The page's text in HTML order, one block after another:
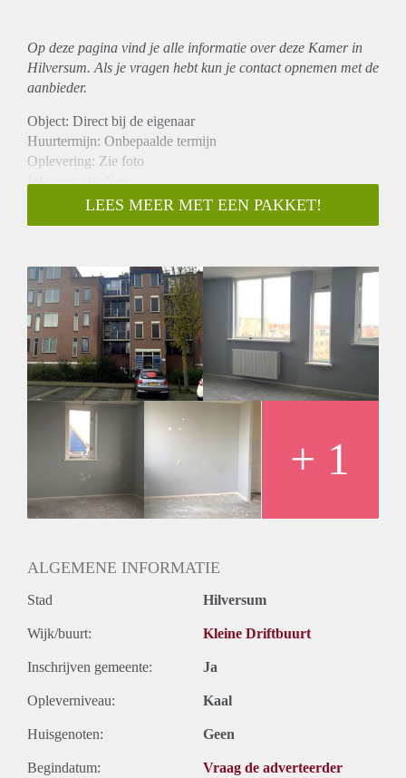
Op deze pagina vind je alle informatie over deze Kamer in
Hilversum. Als je vragen hebt kun je contact opnemen met de
aanbieder.
Object: Direct bij de eigenaar
Huurtermijn: Onbepaalde termijn
Oplevering: Zie foto
Inkomen eis: Nee
Garantiestelling mogelijk: Nee
Borg: 1 Maand
Huisdieren toegestaan: Afhankelijk van de Eigenaar
Huurtoeslag grens: Ja
Geschikt voor studenten: Afhankelijk van de Eigenaar
LEES MEER MET EEN PAKKET!
+ 1
ALGEMENE INFORMATIE
Stad Hilversum
Wijk/buurt: Kleine Driftbuurt
Inschrijven gemeente: Ja
Opleverniveau: Kaal
Huisgenoten: Geen
Begindatum: Vraag de adverteerder